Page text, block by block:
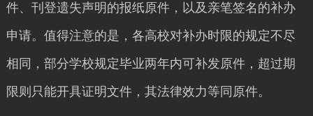
件、刊登遗失声明的报纸原件，以及亲笔签名的补办
申请。值得注意的是，各高校对补办时限的规定不尽
相同，部分学校规定毕业两年内可补发原件，超过期
限则只能开具证明文件，其法律效力等同原件。